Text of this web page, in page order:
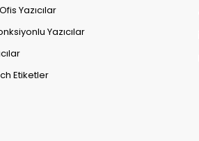
Yazıcılar
Yazıcılar
Etiketler